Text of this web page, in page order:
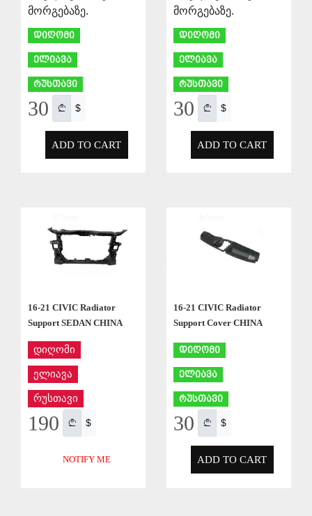
მორგებაზე.
დიღომი
ელიავა
რუსთავი
30 $
ADD TO CART
მორგებაზე.
დიღომი
ელიავა
რუსთავი
30 $
ADD TO CART
16-21 CIVIC Radiator
Support SEDAN CHINA
დიღომი
ელიავა
რუსთავი
190 $
NOTIFY ME
16-21 CIVIC Radiator
Support Cover CHINA
დიღომი
ელიავა
რუსთავი
30 $
ADD TO CART